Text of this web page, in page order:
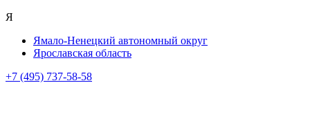
Я
Ямало-Ненецкий автономный округ
Ярославская область
+7 (495) 737-58-58